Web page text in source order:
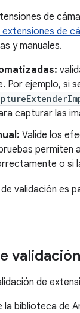
de
de
y manuales.
ejemplo, si
capturar las
Valide los
o si
validación es
de
biblioteca de